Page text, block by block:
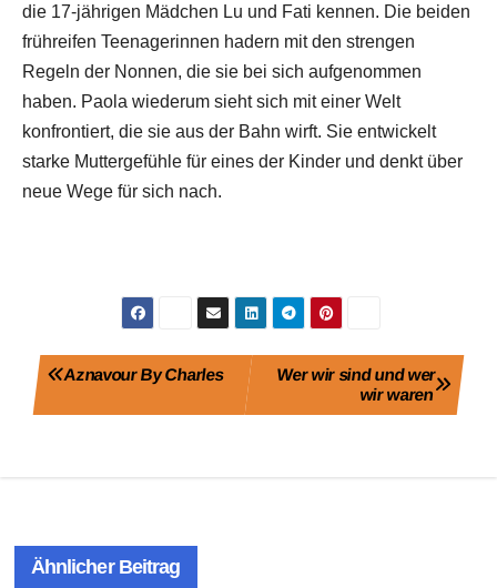
die 17-jährigen Mädchen Lu und Fati kennen. Die beiden
frühreifen Teenagerinnen hadern mit den strengen
Regeln der Nonnen, die sie bei sich aufgenommen
haben. Paola wiederum sieht sich mit einer Welt
konfrontiert, die sie aus der Bahn wirft. Sie entwickelt
starke Muttergefühle für eines der Kinder und denkt über
neue Wege für sich nach.
BeitragsnavigationWer wir sind und wer
wir waren
Aznavour By Charles
Ähnlicher Beitrag